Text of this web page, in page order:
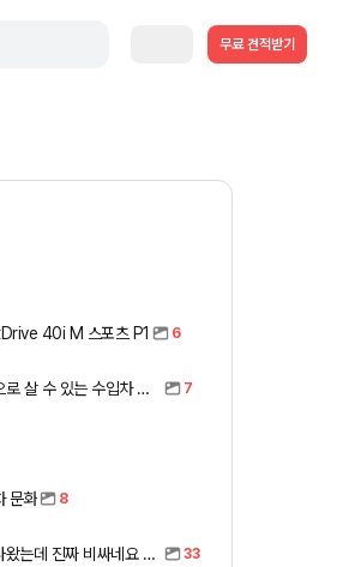
무료 견적받기
40i M 스포츠 P1 6
아반떼 하브 풀옵 가격으로 살 수 있는 수입차 모아봤습니다 (중고 포함) 7
문화 8
아반떼 풀체인지 가격 나왔는데 진짜 비싸네요 ㅎㅎ 33